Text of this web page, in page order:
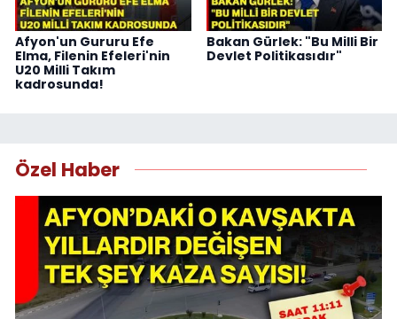
Afyon'un Gururu Efe
Elma, Filenin Efeleri'nin
U20 Milli Takım
kadrosunda!
Bakan Gürlek: "Bu Milli Bir
Devlet Politikasıdır"
Özel Haber